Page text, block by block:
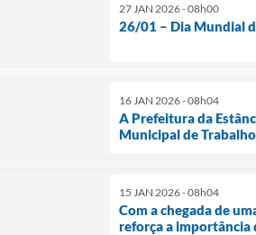
27 JAN 2026 - 08h00
26/01 – Dia Mundial
16 JAN 2026 - 08h04
A Prefeitura da
Municipal de
15 JAN 2026 - 08h04
Com a chegada de
reforça a importância